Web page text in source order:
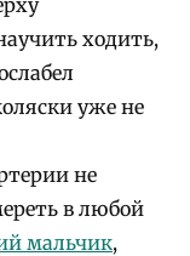
ходить,
уже не
не
в любой
мальчик,